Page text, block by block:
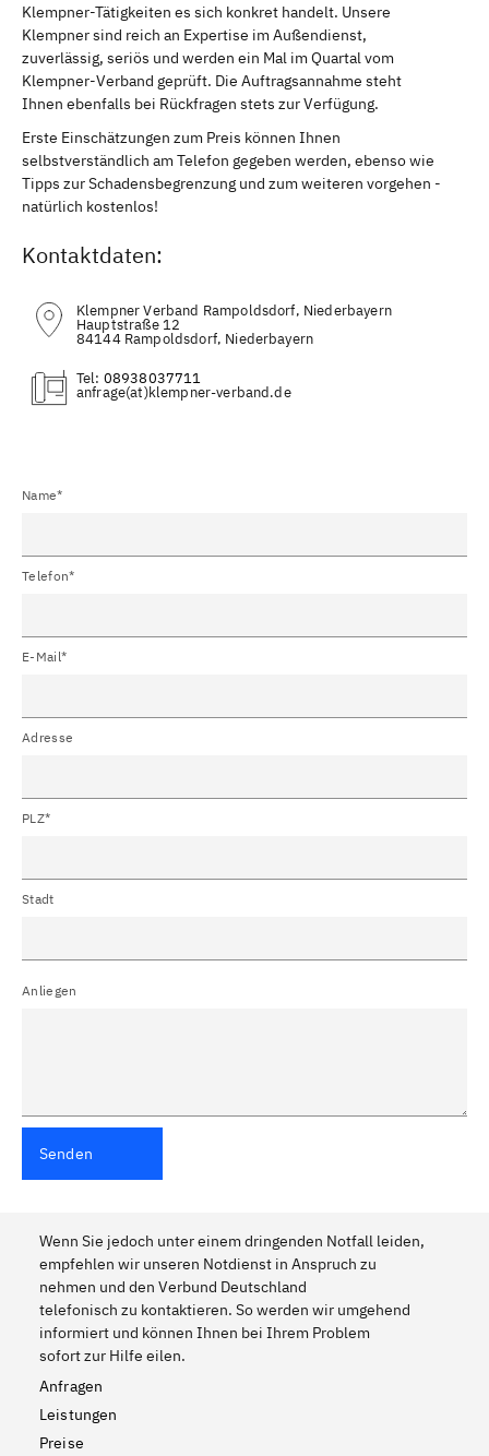
Klempner-Tätigkeiten es sich konkret handelt. Unsere
Klempner sind reich an Expertise im Außendienst,
zuverlässig, seriös und werden ein Mal im Quartal vom
Klempner-Verband geprüft. Die Auftragsannahme steht
Ihnen ebenfalls bei Rückfragen stets zur Verfügung.
Erste Einschätzungen zum Preis können Ihnen
selbstverständlich am Telefon gegeben werden, ebenso wie
Tipps zur Schadensbegrenzung und zum weiteren vorgehen -
natürlich kostenlos!
Kontaktdaten:
Klempner Verband Rampoldsdorf, Niederbayern
Hauptstraße 12
84144 Rampoldsdorf, Niederbayern
Tel: 08938037711
(at)
Name*
Telefon*
E-Mail*
Adresse
PLZ*
Stadt
Anliegen
Senden
Wenn Sie jedoch unter einem dringenden Notfall leiden,
empfehlen wir unseren Notdienst in Anspruch zu
nehmen und den Verbund Deutschland
telefonisch zu kontaktieren. So werden wir umgehend
informiert und können Ihnen bei Ihrem Problem
sofort zur Hilfe eilen.
Anfragen
Leistungen
Preise